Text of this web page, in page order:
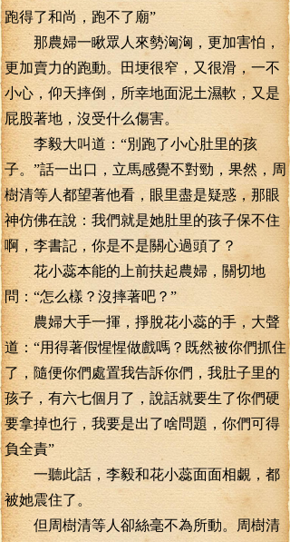
跑得了和尚，跑不了廟”
那農婦一瞅眾人來勢洶洶，更加害怕，
更加賣力的跑動。田埂很窄，又很滑，一不
小心，仰天摔倒，所幸地面泥土濕軟，又是
屁股著地，沒受什么傷害。
李毅大叫道：“別跑了小心肚里的孩
子。”話一出口，立馬感覺不對勁，果然，周
樹清等人都望著他看，眼里盡是疑惑，那眼
神仿佛在說：我們就是她肚里的孩子保不住
啊，李書記，你是不是關心過頭了？
花小蕊本能的上前扶起農婦，關切地
問：“怎么樣？沒摔著吧？”
農婦大手一揮，掙脫花小蕊的手，大聲
道：“用得著假惺惺做戲嗎？既然被你們抓住
了，隨便你們處置我告訴你們，我肚子里的
孩子，有六七個月了，說話就要生了你們硬
要拿掉也行，我要是出了啥問題，你們可得
負全責”
一聽此話，李毅和花小蕊面面相覷，都
被她震住了。
但周樹清等人卻絲毫不為所動。周樹清